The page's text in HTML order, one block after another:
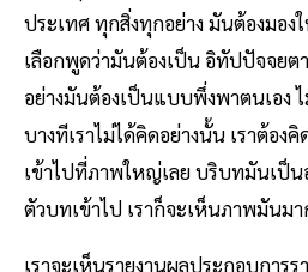
ประเทศ ทุกสิ่งทุกอย่าง มันต้องมอง
เลือกพูดว่ามันต้องเป็น อิทัปปัจจย
อย่างมันต้องเป็นแบบพึ่งพาตนเอง
บางทีเราไม่ได้คิดอย่างนั้น เราต้อง
เข้าไปที่ภาพใหญ่เลย บริบทมันเป็น
ตัวบทเข้าไป เราก็จะเห็นภาพมันม
เราจะเห็นรายงานผลประกอบการ